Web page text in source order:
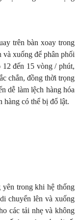
trên bàn xoay trong
xuống để phân phối
đến 15 vòng / phút,
chắn, đồng thời trọng
dễ làm lệch hàng hóa
hàng có thể bị đổ lật.
trong khi hệ thống
chuyển lên và xuống
các tải nhẹ và không